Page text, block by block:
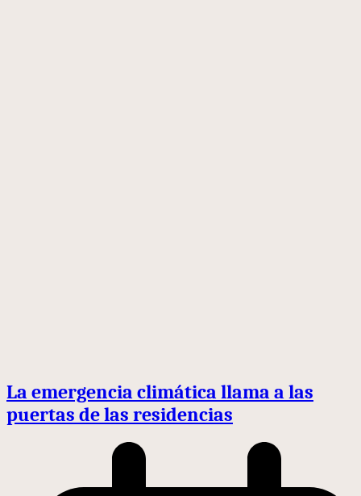
La emergencia climática llama a las
puertas de las residencias